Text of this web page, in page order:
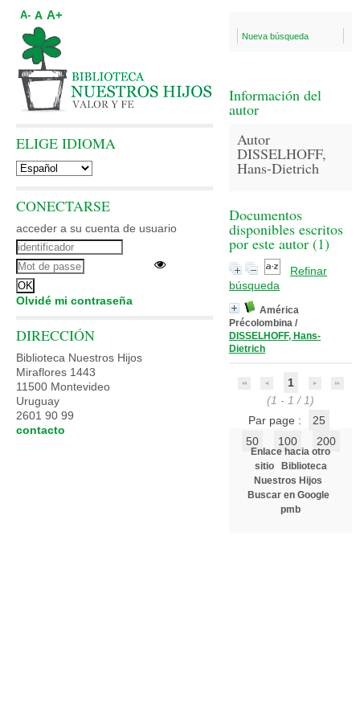
Nueva búsqueda
Información del
autor
Autor
DISSELHOFF,
Hans-Dietrich
Documentos
disponibles escritos
por este autor (1)
Refinar
búsqueda
América
Précolombina /
DISSELHOFF, Hans-
Dietrich
1
(1 - 1 / 1)
Par page :
25
50
100 200
Enlace hacia otro
sitio
Biblioteca
Nuestros Hijos
Buscar en Google
pmb
A- A A+
ELIGE IDIOMA
CONECTARSE
acceder a su cuenta de usuario
Olvidé mi contraseña
DIRECCIÓN
Biblioteca Nuestros Hijos
Miraflores 1443
11500 Montevideo
Uruguay
2601 90 99
contacto